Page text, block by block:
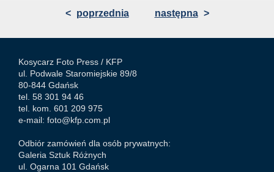
< poprzednia następna >
Kosycarz Foto Press / KFP
ul. Podwale Staromiejskie 89/8
80-844 Gdańsk
tel. 58 301 94 46
tel. kom. 601 209 975
e-mail: foto@kfp.com.pl
Odbiór zamówień dla osób prywatnych:
Galeria Sztuk Różnych
ul. Ogarna 101 Gdańsk